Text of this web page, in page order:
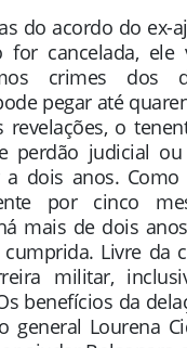
do acordo do ex-
for cancelada, ele
crimes dos
pegar até
revelações, o
perdão judicial
a dois anos.
por cinco
mais de dois
Livre da
militar,
benefícios da
general Lourena